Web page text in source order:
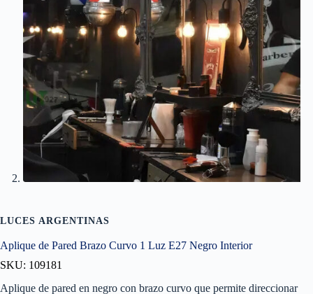
LUCES ARGENTINAS
Aplique de Pared Brazo Curvo 1 Luz E27 Negro Interior
SKU: 109181
Aplique de pared en negro con brazo curvo que permite direccionar